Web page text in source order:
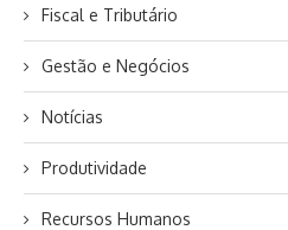
Fiscal e Tributário
Gestão e Negócios
Notícias
Produtividade
Recursos Humanos